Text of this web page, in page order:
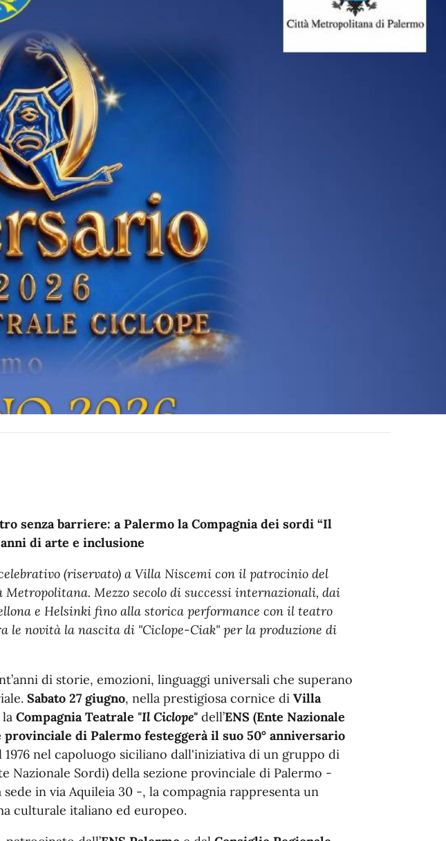
senza barriere: a Palermo la Compagnia dei sordi “Il
di arte e inclusione
(riservato) a Villa Niscemi con il patrocinio del
Metropolitana. Mezzo secolo di successi internazionali, dai
e Helsinki fino alla storica performance con il teatro
le novità la nascita di "Ciclope-Ciak" per la produzione di
di storie, emozioni, linguaggi universali che superano
Sabato 27 giugno, nella prestigiosa cornice di Villa
Compagnia Teatrale "Il Ciclope" dell’ENS (Ente Nazionale
provinciale di Palermo festeggerà il suo 50° anniversario
1976 nel capoluogo siciliano dall'iniziativa di un gruppo di
Nazionale Sordi) della sezione provinciale di Palermo -
sede in via Aquileia 30 -, la compagnia rappresenta un
culturale italiano ed europeo.